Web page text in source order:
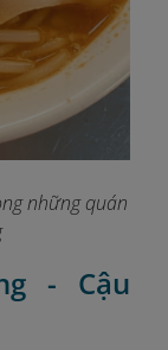
những quán
- Cậu